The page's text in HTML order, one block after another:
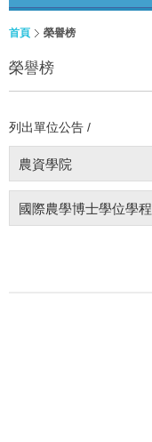
首頁 榮譽榜
榮譽榜
列出單位公告 /
農資學院
國際農學博士學位學程